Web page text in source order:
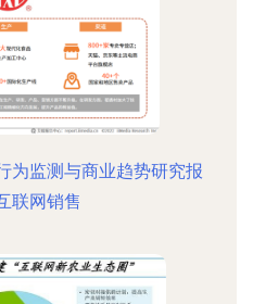
为监测与商业趋势研究报
联网销售